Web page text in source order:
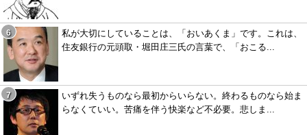
私が大切にしていることは、「おいあくま」です。これは、
住友銀行の元頭取・堀田庄三氏の言葉で、「おこる...
いずれ失うものなら最初からいらない。終わるものなら始ま
らなくていい。苦痛を伴う快楽など不必要。悲しま...